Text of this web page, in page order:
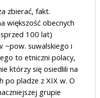
zbierać, fakt.
większość obecnych
100 lat)
~pow. suwalskiego i
to etniczni polacy,
którzy się osiedlili na
po pladze z XIX w. O
grupie